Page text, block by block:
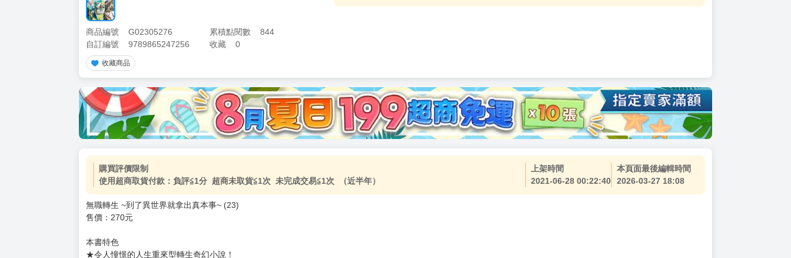
商品編號 G02305276 累積點閱數
844
自訂編號
9789865247256 收藏 0
收藏商品
加價購 ( 共
(加購品) 買動漫★《$15元-加固紙箱包裝》